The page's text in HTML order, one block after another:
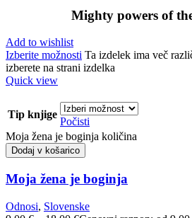
Mighty powers of
Add to wishlist
Izberite možnosti Ta izdelek ima več
izberete na strani izdelka
Quick view
Tip knjige
Počisti
Moja žena je boginja količina
Dodaj v košarico
Moja žena je boginja
Odnosi, Slovenske